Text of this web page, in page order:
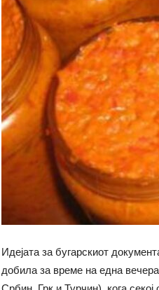
Идејата за бугарскиот
добила за време на една